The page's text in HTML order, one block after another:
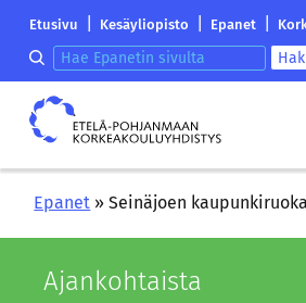
Etelä-
korkeakouluyhdistyksen
saapumissivu
Etusivu Kesäyliopisto Epanet
Hae epanetin sivulta
Etelä-
Pohjanmaan
Epanet »Seinäjoen
Ajan­koh­tais­ta